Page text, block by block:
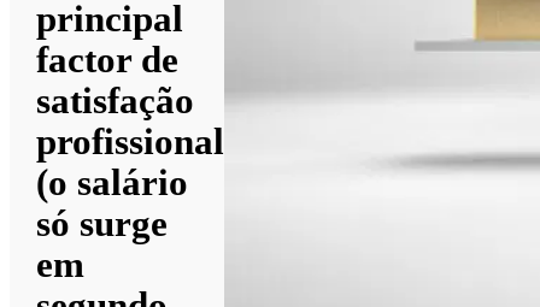
principal
factor de
satisfação
profissional
(o salário
só surge
em